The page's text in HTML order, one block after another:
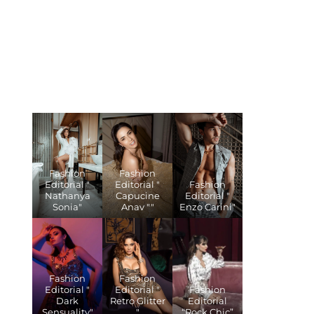
Fashion
Editorial "
Nathanya
Sonia"
Fashion
Editorial "
Capucine
Anav ""
Fashion
Editorial "
Enzo Carini"
Fashion
Editorial "
Dark
Sensuality"
Fashion
Editorial "
Retro Glitter
"
Fashion
Editorial
“Rock Chic”